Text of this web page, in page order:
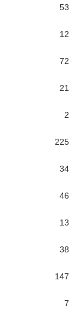
53
12
72
21
2
225
34
46
13
38
147
7